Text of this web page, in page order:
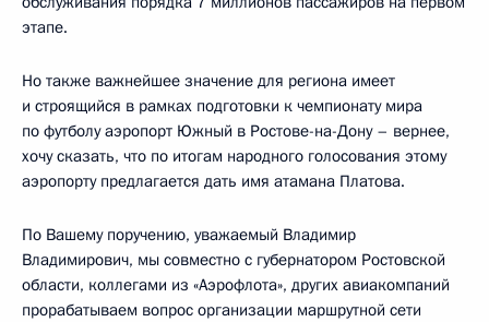
этапе.
Но также важнейшее значение для региона имеет
и строящийся в рамках подготовки к чемпионату мира
по футболу аэропорт Южный в Ростове-на-Дону – вернее,
хочу сказать, что по итогам народного голосования этому
аэропорту предлагается дать имя атамана Платова.
По Вашему поручению, уважаемый Владимир
Владимирович, мы совместно с губернатором Ростовской
области, коллегами из «Аэрофлота», других авиакомпаний
прорабатываем вопрос организации маршрутной сети